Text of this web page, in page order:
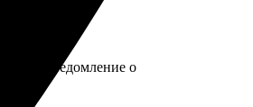
уведомление о